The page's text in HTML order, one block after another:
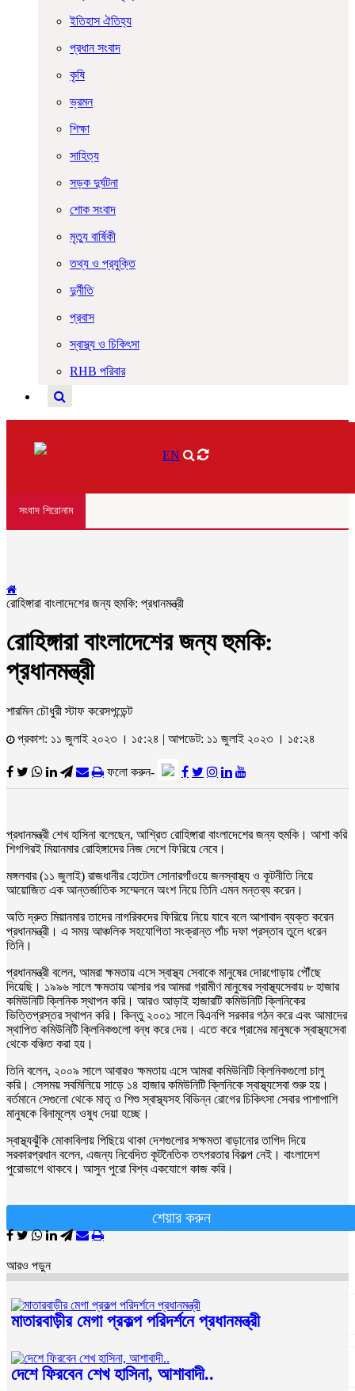
ইতিহাস ঐতিহ্য
প্রধান সংবাদ
কৃষি
ভ্রমন
শিক্ষা
সাহিত্য
সড়ক দুর্ঘটনা
শোক সংবাদ
মৃত্যু বার্ষিকী
তথ্য ও প্রযুক্তি
দুর্নীতি
প্রবাস
স্বাস্থ্য ও চিকিৎসা
RHB পরিবার
EN
সংবাদ শিরোনাম
রোহিঙ্গারা বাংলাদেশের জন্য হুমকি: প্রধানমন্ত্রী
রোহিঙ্গারা বাংলাদেশের জন্য হুমকি:
প্রধানমন্ত্রী
শারমিন চৌধুরী স্টাফ করেসপন্ডেন্ট
প্রকাশ: ১১ জুলাই ২০২৩ । ১৫:২৪ | আপডেট: ১১ জুলাই ২০২৩ । ১৫:২৪
ফলো করুন-
প্রধানমন্ত্রী শেখ হাসিনা বলেছেন, আশ্রিত রোহিঙ্গারা বাংলাদেশের জন্য হুমকি। আশা করি
শিগগিরই মিয়ানমার রোহিঙ্গাদের নিজ দেশে ফিরিয়ে নেবে।
মঙ্গলবার (১১ জুলাই) রাজধানীর হোটেল সোনারগাঁওয়ে জনস্বাস্থ্য ও কূটনীতি নিয়ে
আয়োজিত এক আন্তর্জাতিক সম্মেলনে অংশ নিয়ে তিনি এমন মন্তব্য করেন।
অতি দ্রুত মিয়ানমার তাদের নাগরিকদের ফিরিয়ে নিয়ে যাবে বলে আশাবাদ ব্যক্ত করেন
প্রধানমন্ত্রী। এ সময় আঞ্চলিক সহযোগিতা সংক্রান্ত পাঁচ দফা প্রস্তাব তুলে ধরেন
তিনি।
প্রধানমন্ত্রী বলেন, আমরা ক্ষমতায় এসে স্বাস্থ্য সেবাকে মানুষের দোরগোড়ায় পৌঁছে
দিয়েছি। ১৯৯৬ সালে ক্ষমতায় আসার পর আমরা গ্রামীণ মানুষের স্বাস্থ্যসেবায় ৮ হাজার
কমিউনিটি ক্লিনিক স্থাপন করি। আরও আড়াই হাজারটি কমিউনিটি ক্লিনিকের
ভিত্তিপ্রস্তর স্থাপন করি। কিন্তু ২০০১ সালে বিএনপি সরকার গঠন করে এবং আমাদের
স্থাপিত কমিউনিটি ক্লিনিকগুলো বন্ধ করে দেয়। এতে করে গ্রামের মানুষকে স্বাস্থ্যসেবা
থেকে বঞ্চিত করা হয়।
তিনি বলেন, ২০০৯ সালে আবারও ক্ষমতায় এসে আমরা কমিউনিটি ক্লিনিকগুলো চালু
করি। সেসময় সবমিলিয়ে সাড়ে ১৪ হাজার কমিউনিটি ক্লিনিকে স্বাস্থ্যসেবা শুরু হয়।
বর্তমানে সেগুলো থেকে মাতৃ ও শিশু স্বাস্থ্যসহ বিভিন্ন রোগের চিকিৎসা সেবার পাশাপাশি
মানুষকে বিনামূল্যে ওষুধ দেয়া হচ্ছে।
স্বাস্থ্যঝুঁকি মোকাবিলায় পিছিয়ে থাকা দেশগুলোর সক্ষমতা বাড়ানোর তাগিদ দিয়ে
সরকারপ্রধান বলেন, এজন্য নিবেদিত কূটনৈতিক তৎপরতার বিকল্প নেই। বাংলাদেশ
পুরোভাগে থাকবে। আসুন পুরো বিশ্ব একযোগে কাজ করি।
শেয়ার করুন
আরও পড়ুন
মাতারবাড়ীর মেগা প্রকল্প পরিদর্শনে প্রধানমন্ত্রী
দেশে ফিরবেন শেখ হাসিনা, আশাবাদী..